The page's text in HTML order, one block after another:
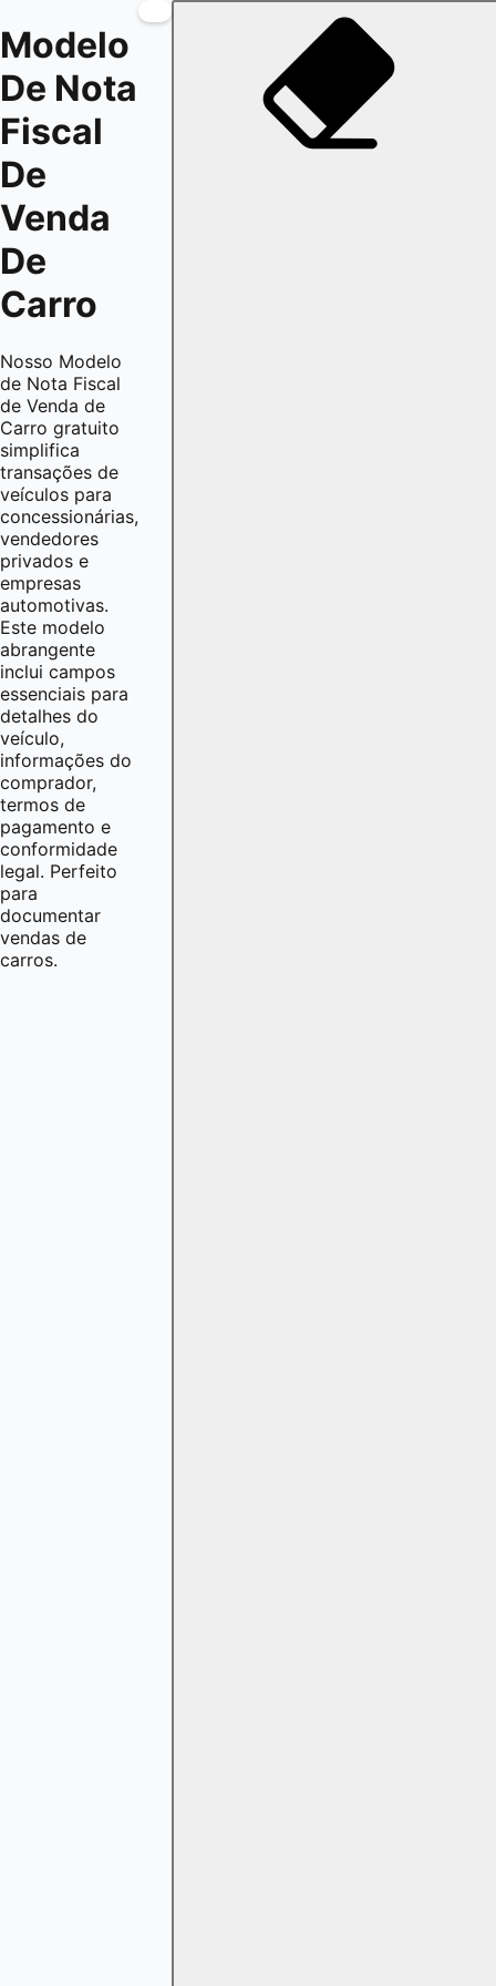
Modelo
De Nota
Fiscal
De
Venda
De
Carro
Nosso Modelo
de Nota Fiscal
de Venda de
Carro gratuito
simplifica
transações de
veículos para
concessionárias,
vendedores
privados e
empresas
automotivas.
Este modelo
abrangente
inclui campos
essenciais para
detalhes do
veículo,
informações do
comprador,
termos de
pagamento e
conformidade
legal. Perfeito
para
documentar
vendas de
carros.